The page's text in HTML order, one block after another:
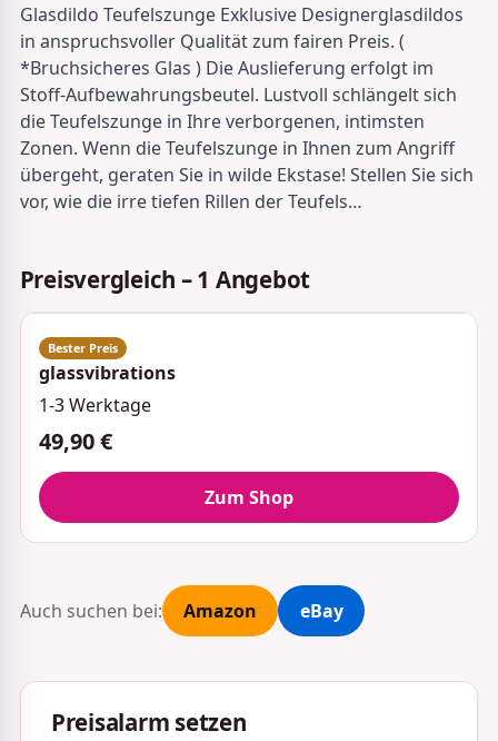
Glasdildo Teufelszunge Exklusive Designerglasdildos
in anspruchsvoller Qualität zum fairen Preis. (
*Bruchsicheres Glas ) Die Auslieferung erfolgt im
Stoff-Aufbewahrungsbeutel. Lustvoll schlängelt sich
die Teufelszunge in Ihre verborgenen, intimsten
Zonen. Wenn die Teufelszunge in Ihnen zum Angriff
übergeht, geraten Sie in wilde Ekstase! Stellen Sie sich
vor, wie die irre tiefen Rillen der Teufels…
Preisvergleich – 1 Angebot
glassvibrations
1-3 Werktage
49,90 €
Zum Shop
Auch suchen bei: Amazon eBay
Preisalarm setzen